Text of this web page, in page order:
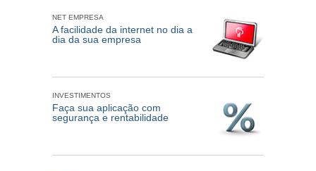
NET EMPRESA
A facilidade da internet no dia a
dia da sua empresa
INVESTIMENTOS
Faça sua aplicação com
segurança e rentabilidade